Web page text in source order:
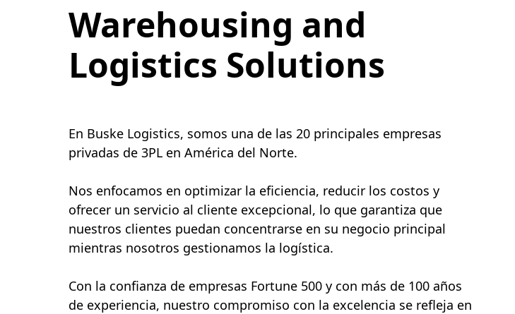
Warehousing and
Logistics Solutions
En Buske Logistics, somos una de las 20 principales empresas
privadas de 3PL en América del Norte.
Nos enfocamos en optimizar la eficiencia, reducir los costos y
ofrecer un servicio al cliente excepcional, lo que garantiza que
nuestros clientes puedan concentrarse en su negocio principal
mientras nosotros gestionamos la logística.
Con la confianza de empresas Fortune 500 y con más de 100 años
de experiencia, nuestro compromiso con la excelencia se refleja en